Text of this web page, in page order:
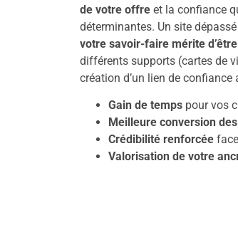
de votre offre et la confiance
déterminantes. Un site
votre savoir-faire mérite
différents supports (cartes de
création d’un lien de
Gain de temps pour vos
Meilleure conversion
Crédibilité renforcée
Valorisation de votre